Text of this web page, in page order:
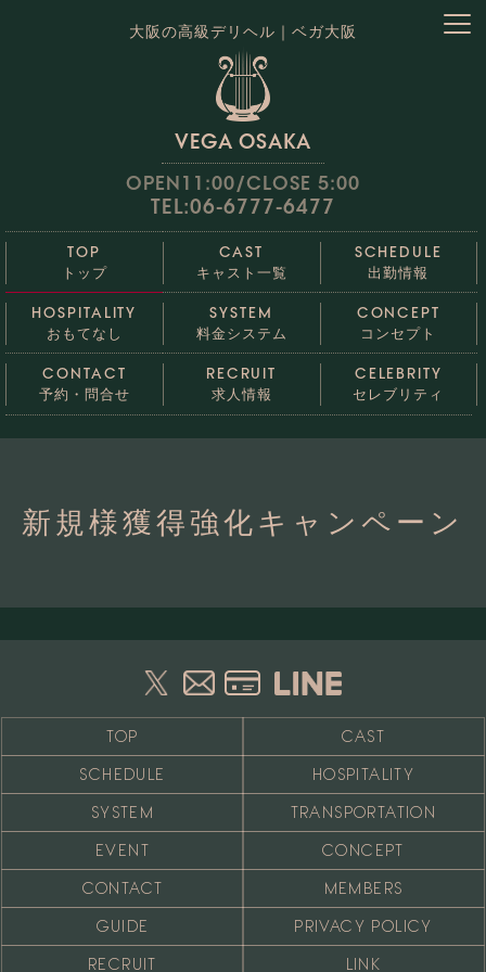
大阪の高級デリヘル｜ベガ大阪
VEGA OSAKA
OPEN11:00/CLOSE 5:00
TEL:06-6777-6477
TOP
トップ
CAST
キャスト一覧
SCHEDULE
出勤情報
HOSPITALITY
おもてなし
SYSTEM
料金システム
CONCEPT
コンセプト
CONTACT
予約・問合せ
RECRUIT
求人情報
CELEBRITY
セレブリティ
新規様獲得強化キャンペーン
TOP
CAST
SCHEDULE
HOSPITALITY
SYSTEM
TRANSPORTATION
EVENT
CONCEPT
CONTACT
MEMBERS
GUIDE
PRIVACY POLICY
RECRUIT
LINK